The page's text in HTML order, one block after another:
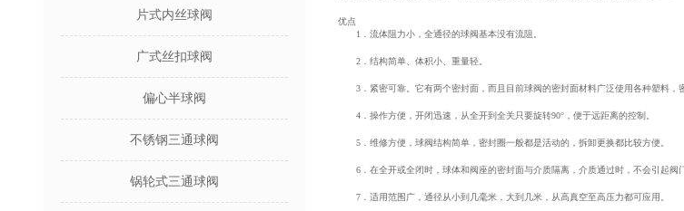
片式内丝球阀
广式丝扣球阀
偏心半球阀
不锈钢三通球阀
锅轮式三通球阀
优点
1．流体阻力小，全通径的球阀基本没有流阻。
2．结构简单、体积小、重量轻。
3．紧密可靠。它有两个密封面，而且目前球阀的密封面材料广泛使用各种塑料，
4．操作方便，开闭迅速，从全开到全关只要旋转90°，便于远距离的控制。
5．维修方便，球阀结构简单，密封圈一般都是活动的，拆卸更换都比较方便。
6．在全开或全闭时，球体和阀座的密封面与介质隔离，介质通过时，不会引起阀
7．适用范围广，通径从小到几毫米，大到几米，从高真空至高压力都可应用。